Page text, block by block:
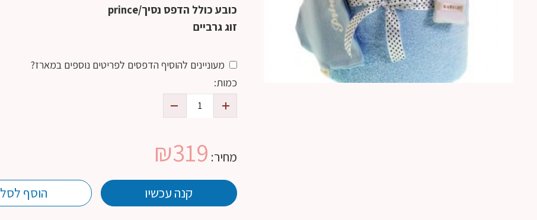
כובע כולל הדפס נסיך/prince
זוג גרביים
מעוניינים להוסיף הדפסים לפריטים נוספים במארז?
כמות:
מחיר: ₪319
קנה עכשיו הוסף לסל